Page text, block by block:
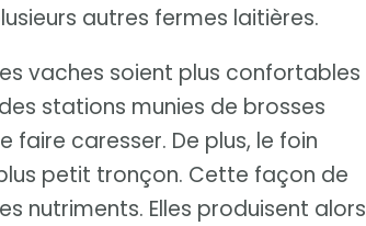
autres fermes laitières.
vaches soient plus confortables
stations munies de brosses
caresser. De plus, le foin
petit tronçon. Cette façon de
nutriments. Elles produisent alors